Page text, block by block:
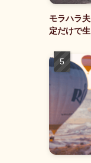
モラハラ
定だけで